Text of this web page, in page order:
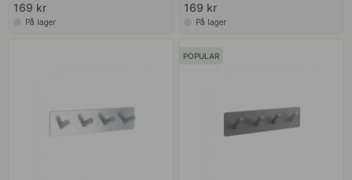
169 kr
På lager
169 kr
På lager
POPULAR